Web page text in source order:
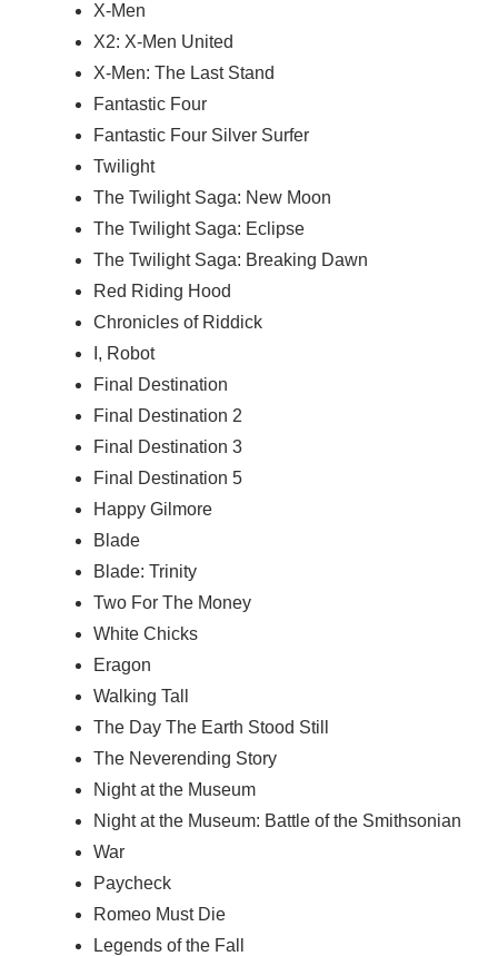
X-Men
X2: X-Men United
X-Men: The Last Stand
Fantastic Four
Fantastic Four Silver Surfer
Twilight
The Twilight Saga: New Moon
The Twilight Saga: Eclipse
The Twilight Saga: Breaking Dawn
Red Riding Hood
Chronicles of Riddick
I, Robot
Final Destination
Final Destination 2
Final Destination 3
Final Destination 5
Happy Gilmore
Blade
Blade: Trinity
Two For The Money
White Chicks
Eragon
Walking Tall
The Day The Earth Stood Still
The Neverending Story
Night at the Museum
Night at the Museum: Battle of the Smithsonian
War
Paycheck
Romeo Must Die
Legends of the Fall